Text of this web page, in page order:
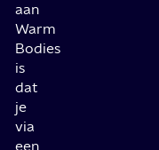
aan
Warm
Bodies
is
dat
je
via
een